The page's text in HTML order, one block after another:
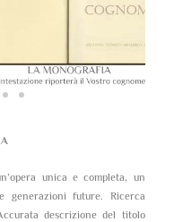
unica e completa, un
generazioni future. Ricerca
descrizione del titolo